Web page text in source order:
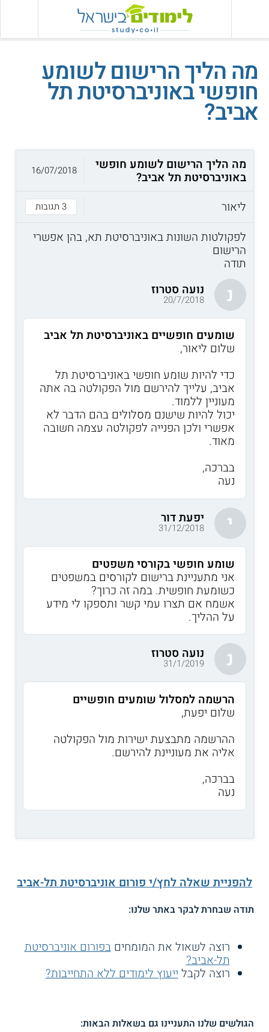
מה הליך הרישום לשומע
חופשי באוניברסיטת תל
אביב?
מה הליך הרישום לשומע חופשי
באוניברסיטת תל אביב?
ליאור
3 תגובות
16/07/2018
לפקולטות השונות באוניברסיטת תא, בהן אפשרי
הרישום
תודה
נ נועה סטרוז
20/7/2018
שומעים חופשיים באוניברסיטת תל אביב
שלום ליאור,
כדי להיות שומע חופשי באוניברסיטת תל
אביב, עלייך להירשם מול הפקולטה בה אתה
מעוניין ללמוד.
יכול להיות שישנם מסלולים בהם הדבר לא
אפשרי ולכן הפנייה לפקולטה עצמה חשובה
מאוד.
בברכה,
נעה
י יפעת דור
31/12/2018
שומע חופשי בקורסי משפטים
אני מתעניינת ברישום לקורסים במשפטים
כשומעת חופשית. במה זה כרוך?
אשמח אם תצרו עמי קשר ותספקו לי מידע
על ההליך.
נ נועה סטרוז
31/1/2019
הרשמה למסלול שומעים חופשיים
שלום יפעת,
ההרשמה מתבצעת ישירות מול הפקולטה
אליה את מעוניינת להירשם.
בברכה,
נעה
להפניית שאלה לחץ/י פורום אוניברסיטת תל-אביב
תודה שבחרת לבקר באתר שלנו:
רוצה לשאול את המומחיםבפורום אוניברסיטת
תל-אביב?
רוצה לקבלייעוץ לימודים ללא התחייבות?
הגולשים שלנו התעניינו גם בשאלות הבאות: